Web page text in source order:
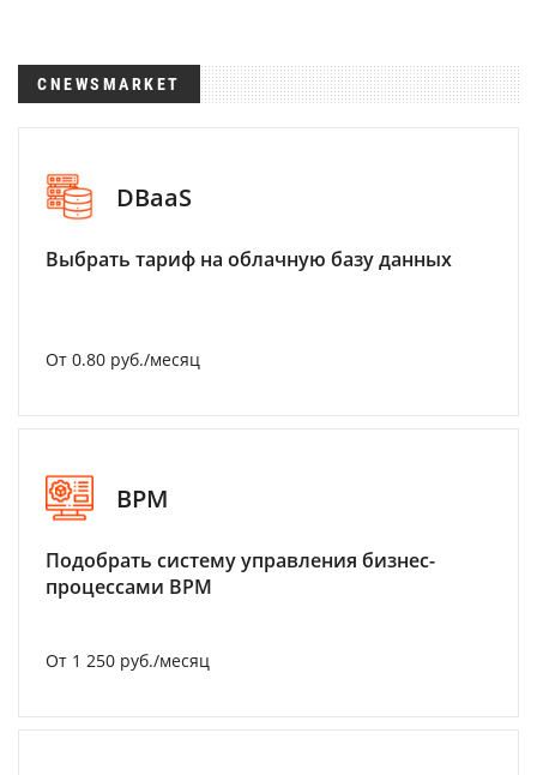
CNEWSMARKET
DBaaS
Выбрать тариф на облачную базу данных
От 0.80 руб./месяц
BPM
Подобрать систему управления бизнес-
процессами BPM
От 1 250 руб./месяц